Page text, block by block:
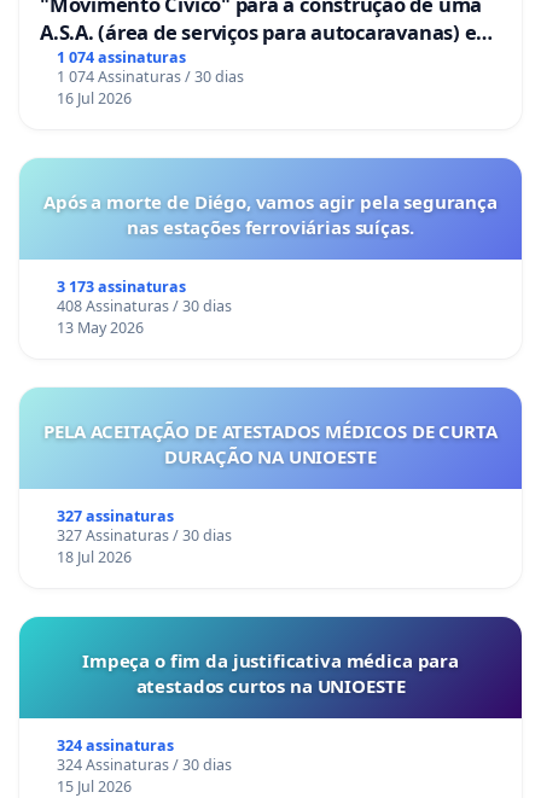
A.S.A. (área de serviços para autocaravanas) em
Coimbra
1 074 assinaturas
1 074 Assinaturas / 30 dias
16 Jul 2026
Após a morte de Diégo, vamos agir pela segurança
nas estações ferroviárias suíças.
3 173 assinaturas
408 Assinaturas / 30 dias
13 May 2026
PELA ACEITAÇÃO DE ATESTADOS MÉDICOS DE CURTA
DURAÇÃO NA UNIOESTE
327 assinaturas
327 Assinaturas / 30 dias
18 Jul 2026
Impeça o fim da justificativa médica para
atestados curtos na UNIOESTE
324 assinaturas
324 Assinaturas / 30 dias
15 Jul 2026